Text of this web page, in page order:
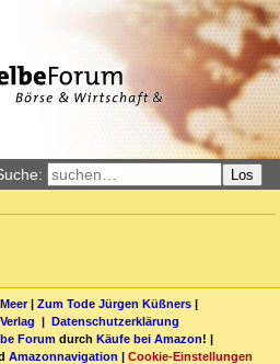
Los
| Zum Tode Jürgen Küßners |
| Datenschutzerklärung
Forum durch Käufe bei Amazon! |
Amazonnavigation | Cookie-Einstellungen